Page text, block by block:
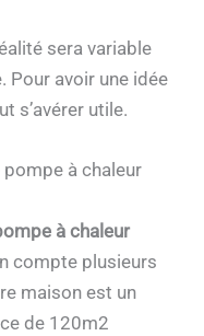
sera variable
Pour avoir une idée
s’avérer utile.
pompe à chaleur
à chaleur
compte plusieurs
maison est un
de 120m2